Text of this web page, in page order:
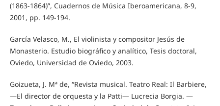
(1863-1864)”, Cuadernos de Música Iberoamericana, 8-9,
2001, pp. 149-194.
García Velasco, M., El violinista y compositor Jesús de
Monasterio. Estudio biográfico y analítico, Tesis doctoral,
Oviedo, Universidad de Oviedo, 2003.
Goizueta, J. Mª de, “Revista musical. Teatro Real: Il Barbiere,
—El director de orquesta y la Patti— Lucrecia Borgia. —